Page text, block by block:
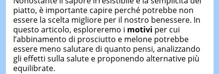
piatto, è importante capire perché potrebbe non
essere la scelta migliore per il nostro benessere. In
questo articolo, esploreremo i motivi per cui
l’abbinamento di prosciutto e melone potrebbe
essere meno salutare di quanto pensi, analizzando
gli effetti sulla salute e proponendo alternative più
equilibrate.